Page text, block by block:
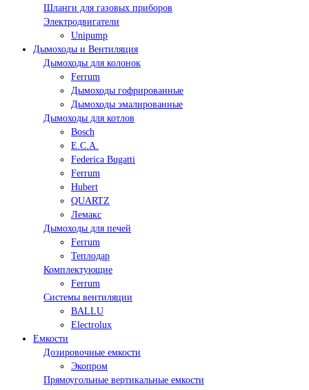
Шланги для газовых приборов
Электродвигатели
Unipump
Дымоходы и Вентиляция
Дымоходы для колонок
Ferrum
Дымоходы гофрированные
Дымоходы эмалированные
Дымоходы для котлов
Bosch
E.C.A.
Federica Bugatti
Ferrum
Hubert
QUARTZ
Лемакс
Дымоходы для печей
Ferrum
Теплодар
Комплектующие
Ferrum
Системы вентиляции
BALLU
Electrolux
Емкости
Дозировочные емкости
Экопром
Прямоугольные вертикальные емкости